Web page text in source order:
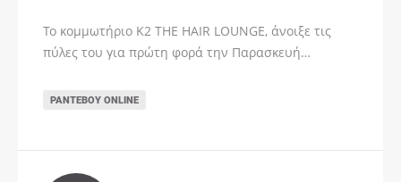
Το κομμωτήριο K2 THE HAIR LOUNGE, άνοιξε τις
πύλες του για πρώτη φορά την Παρασκευή…
ΡΑΝΤΕΒΟΎ ONLINE